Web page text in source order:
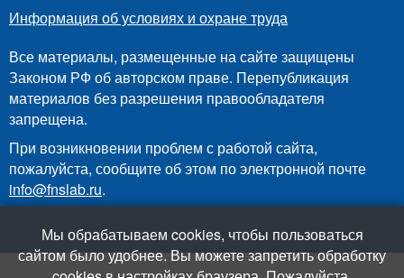
Информация об условиях и охране труда
Все материалы, размещенные на сайте защищены
Законом РФ об авторском праве. Перепубликация
материалов без разрешения правообладателя
запрещена.
При возникновении проблем с работой сайта,
пожалуйста, сообщите об этом по электронной почте
info@fnslab.ru.
Мы обрабатываем cookies, чтобы пользоваться
сайтом было удобнее. Вы можете запретить обработку